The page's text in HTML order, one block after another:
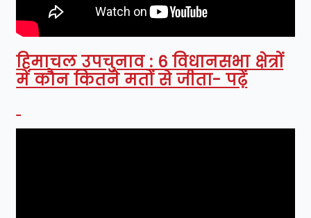
हिमाचल उपचुनाव : 6 विधानसभा क्षेत्रों
में कौन कितने मतों से जीता- पढ़ें